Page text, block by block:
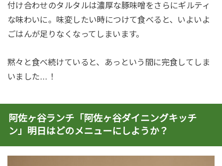
付け合わせのタルタルは濃厚な豚味噌をさらにギルティ
な味わいに。味変したい時につけて食べると、いよいよ
ごはんが足りなくなってしまいます。
黙々と食べ続けていると、あっという間に完食してしま
いました…！
阿佐ヶ谷ランチ「阿佐ヶ谷ダイニングキッチ
ン」明日はどのメニューにしようか？